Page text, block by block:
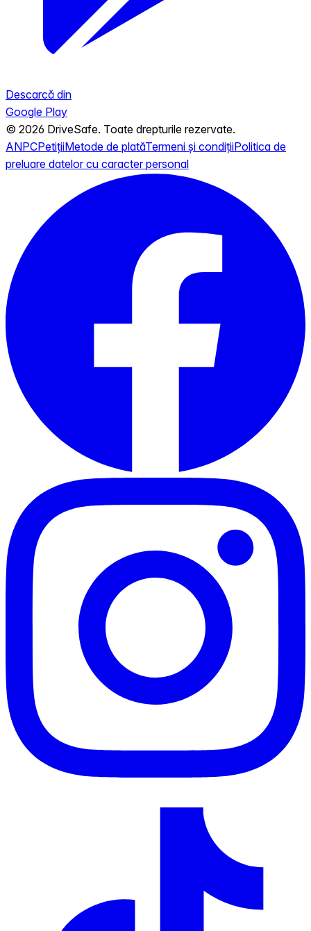
Descarcă din
Google Play
© 2026 DriveSafe. Toate drepturile rezervate.
ANPCPetițiiMetode de platăTermeni și condițiiPolitica de
preluare datelor cu caracter personal